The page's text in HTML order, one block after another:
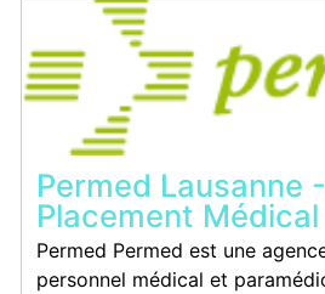
Permed Lausanne
Placement Médical
Permed Permed est une
personnel médical et